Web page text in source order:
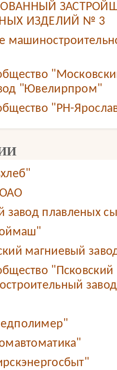
ИЗДЕЛИЙ № 3
"Ювелирпром"
"РН-
завод плавленых
магниевый
"Псковский